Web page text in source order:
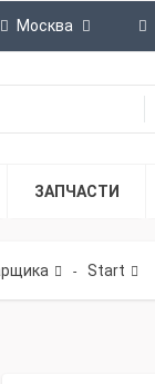
Москва
ЗАПЧАСТИ
- Start